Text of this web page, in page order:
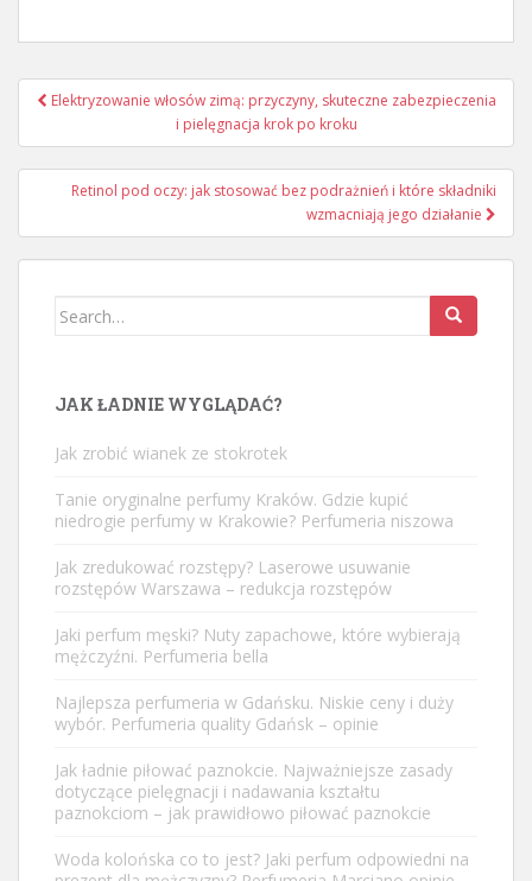
Nawigacja
Elektryzowanie włosów zimą: przyczyny, skuteczne zabezpieczenia
i pielęgnacja krok po kroku
Retinol pod oczy: jak stosować bez podrażnień i które składniki
wzmacniają jego działanie
Search
JAK ŁADNIE WYGLĄDAĆ?
Jak zrobić wianek ze stokrotek
Tanie oryginalne perfumy Kraków. Gdzie kupić
niedrogie perfumy w Krakowie? Perfumeria niszowa
Jak zredukować rozstępy? Laserowe usuwanie
rozstępów Warszawa – redukcja rozstępów
Jaki perfum męski? Nuty zapachowe, które wybierają
mężczyźni. Perfumeria bella
Najlepsza perfumeria w Gdańsku. Niskie ceny i duży
wybór. Perfumeria quality Gdańsk – opinie
Jak ładnie piłować paznokcie. Najważniejsze zasady
dotyczące pielęgnacji i nadawania kształtu
paznokciom – jak prawidłowo piłować paznokcie
Woda kolońska co to jest? Jaki perfum odpowiedni na